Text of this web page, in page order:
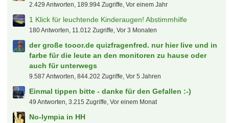
2.429 Antworten, 189.994 Zugriffe, Vor einem Jahr
1 Klick für leuchtende Kinderaugen! Abstimmhilfe
180 Antworten, 11.012 Zugriffe, Vor 3 Monaten
der große tooor.de quizfragenfred. nur hier live und in
farbe für die leute an den monitoren zu hause oder
auch für unterwegs
9.587 Antworten, 844.202 Zugriffe, Vor 5 Jahren
Einmal tippen bitte - danke für den Gefallen :-)
49 Antworten, 3.215 Zugriffe, Vor einem Monat
No-lympia in HH